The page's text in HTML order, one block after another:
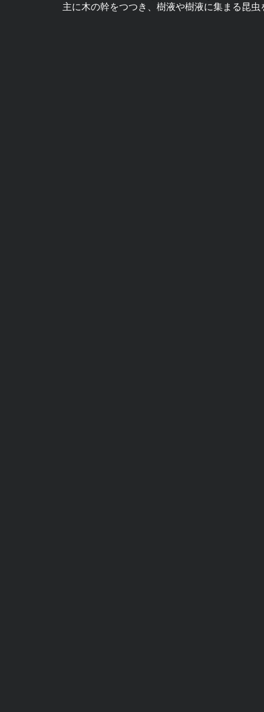
主に木の幹をつつき、樹液や樹液に集まる昆